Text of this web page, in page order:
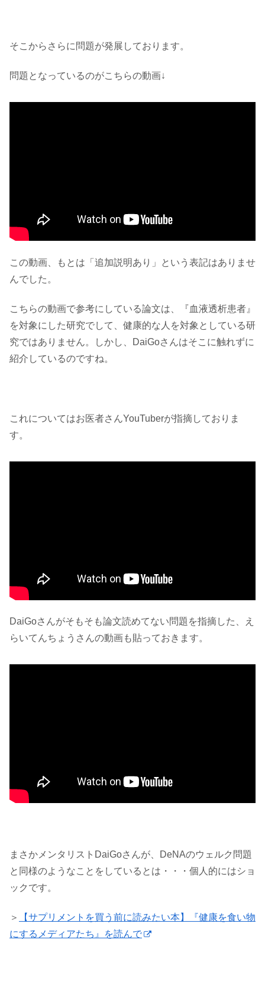
そこからさらに問題が発展しております。
問題となっているのがこちらの動画↓
この動画、もとは「追加説明あり」という表記はありませ
んでした。
こちらの動画で参考にしている論文は、『血液透析患者』
を対象にした研究でして、健康的な人を対象としている研
究ではありません。しかし、DaiGoさんはそこに触れずに
紹介しているのですね。
これについてはお医者さんYouTuberが指摘しておりま
す。
DaiGoさんがそもそも論文読めてない問題を指摘した、え
らいてんちょうさんの動画も貼っておきます。
まさかメンタリストDaiGoさんが、DeNAのウェルク問題
と同様のようなことをしているとは・・・個人的にはショ
ックです。
＞
【サプリメントを買う前に読みたい本】『健康を食い物
にするメディアたち』を読んで